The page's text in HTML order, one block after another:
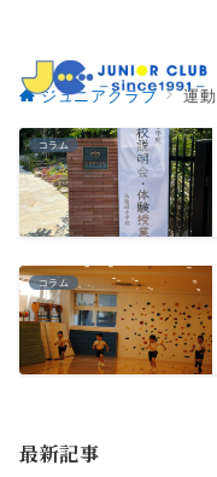
ジュニアクラブ 運動
コラム
コラム
最新記事